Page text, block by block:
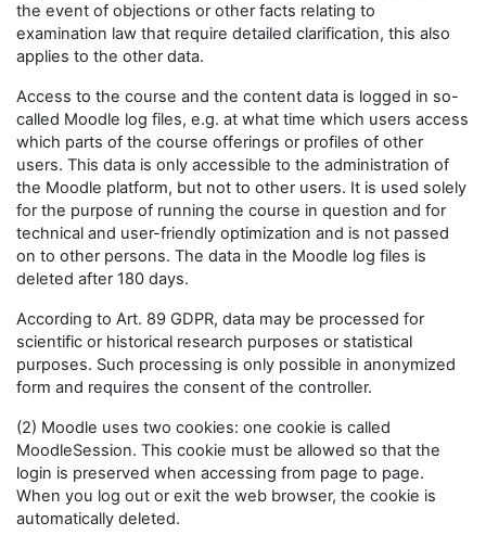
the event of objections or other facts relating to
examination law that require detailed clarification, this also
applies to the other data.
Access to the course and the content data is logged in so-
called Moodle log files, e.g. at what time which users access
which parts of the course offerings or profiles of other
users. This data is only accessible to the administration of
the Moodle platform, but not to other users. It is used solely
for the purpose of running the course in question and for
technical and user-friendly optimization and is not passed
on to other persons. The data in the Moodle log files is
deleted after 180 days.
According to Art. 89 GDPR, data may be processed for
scientific or historical research purposes or statistical
purposes. Such processing is only possible in anonymized
form and requires the consent of the controller.
(2) Moodle uses two cookies: one cookie is called
MoodleSession. This cookie must be allowed so that the
login is preserved when accessing from page to page.
When you log out or exit the web browser, the cookie is
automatically deleted.